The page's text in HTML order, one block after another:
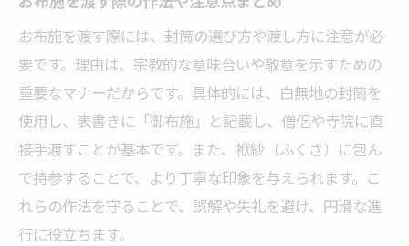
お布施を渡す際には、封筒の選び方や渡し方に注意が必
要です。理由は、宗教的な意味合いや敬意を示すための
重要なマナーだからです。具体的には、白無地の封筒を
使用し、表書きに「御布施」と記載し、僧侶や寺院に直
接手渡すことが基本です。また、袱紗（ふくさ）に包ん
で持参することで、より丁寧な印象を与えられます。こ
れらの作法を守ることで、誤解や失礼を避け、円滑な進
行に役立ちます。